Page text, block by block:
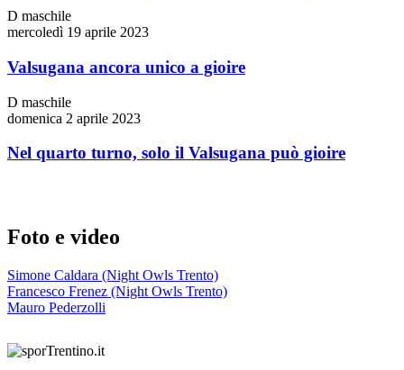
D maschile
mercoledì 19 aprile 2023
Valsugana ancora unico a gioire
D maschile
domenica 2 aprile 2023
Nel quarto turno, solo il Valsugana può gioire
Foto e video
Simone Caldara (Night Owls Trento)
Francesco Frenez (Night Owls Trento)
Mauro Pederzolli